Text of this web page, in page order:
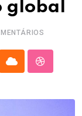
global
Cloud